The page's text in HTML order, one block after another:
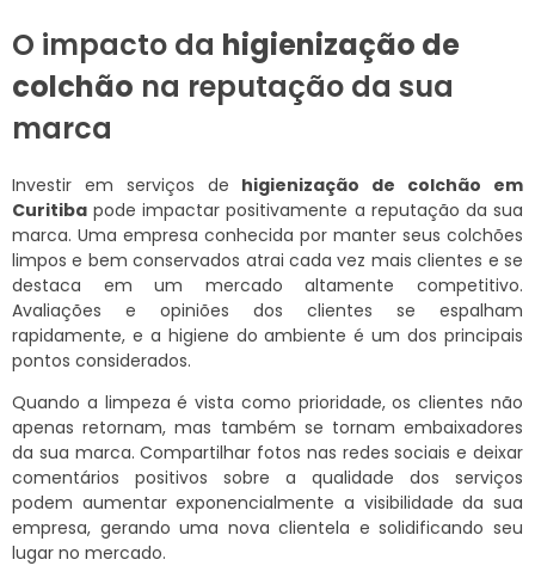
O impacto da higienização de
colchão na reputação da sua
marca
Investir em serviços de higienização de colchão em
Curitiba pode impactar positivamente a reputação da sua
marca. Uma empresa conhecida por manter seus colchões
limpos e bem conservados atrai cada vez mais clientes e se
destaca em um mercado altamente competitivo.
Avaliações e opiniões dos clientes se espalham
rapidamente, e a higiene do ambiente é um dos principais
pontos considerados.
Quando a limpeza é vista como prioridade, os clientes não
apenas retornam, mas também se tornam embaixadores
da sua marca. Compartilhar fotos nas redes sociais e deixar
comentários positivos sobre a qualidade dos serviços
podem aumentar exponencialmente a visibilidade da sua
empresa, gerando uma nova clientela e solidificando seu
lugar no mercado.